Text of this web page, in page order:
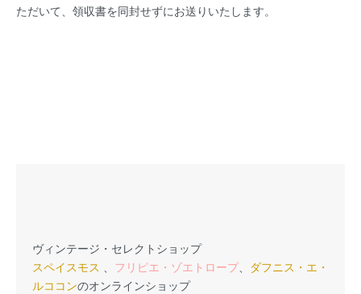
ただいて、領収書を同封せずにお送りいたします。
ヴィンテージ・セレクトショップ
スペイスモス 、 フリピエ・ゾエトロープ、 ダフニス・エ・
ルココンのオンラインショップ